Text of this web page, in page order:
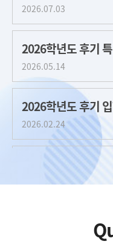
2026.07.03
2026학년도 후기
2026.05.14
2026학년도 후기
2026.02.24
2026년도 전기 신
2026.02.04
[안내] 2026학년도